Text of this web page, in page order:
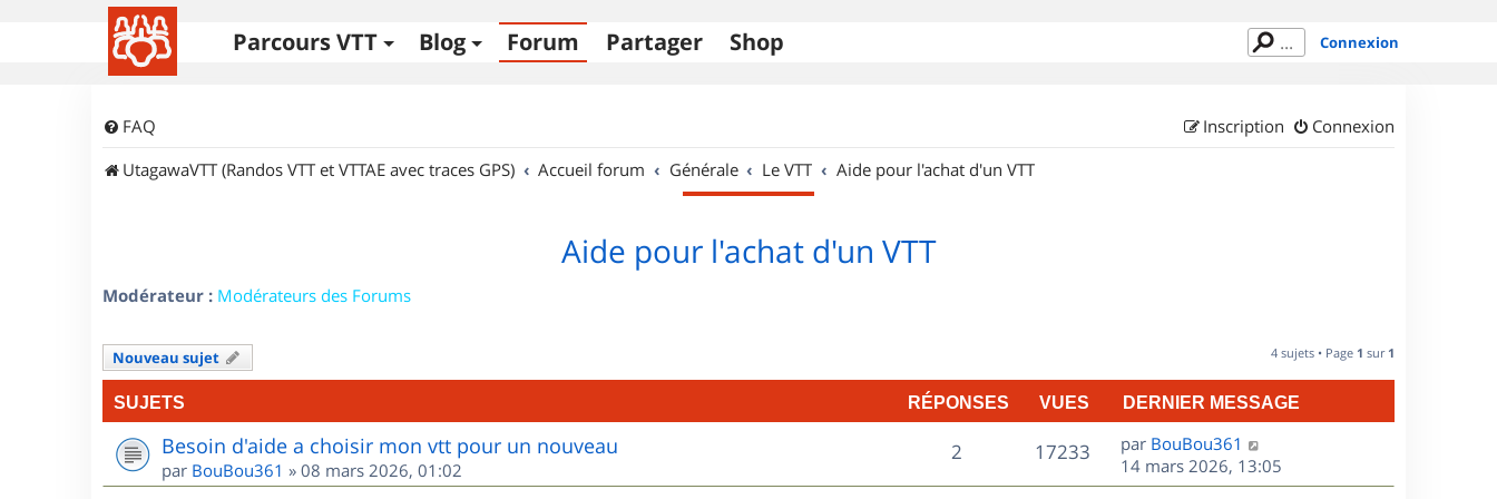
Parcours VTT Blog Forum Partager Shop Connexion
FAQ Connexion
Inscription
UtagawaVTT (Randos VTT et VTTAE avec traces GPS)
Accueil forum Générale Le VTT Aide pour l'achat d'un VTT
Aide pour l'achat d'un VTT
Modérateur : Modérateurs des Forums
Nouveau sujet 4 sujets • Page 1 sur 1
SUJETS RÉPONSES VUES DERNIER MESSAGE
Besoin d'aide a choisir mon vtt pour un nouveau
par BouBou361 » 08 mars 2026, 01:02
2R
é
17233V
u
D
e
r
par BouBou361
14 mars 2026, 13:05